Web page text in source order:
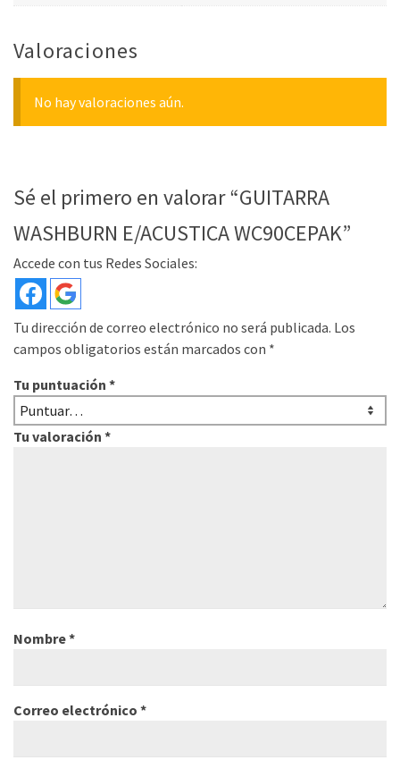
Valoraciones
No hay valoraciones aún.
Sé el primero en valorar “GUITARRA
WASHBURN E/ACUSTICA WC90CEPAK”
Accede con tus Redes Sociales:
Tu dirección de correo electrónico no será publicada. Los
campos obligatorios están marcados con *
Tu puntuación *
Tu valoración *
Nombre*
Correo electrónico *